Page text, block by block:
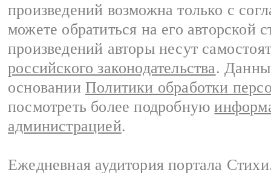
произведений возможна только с
можете обратиться на его авторской
произведений авторы несут
российского законодательства.
основании Политики обработки
посмотреть более подробную
администрацией.
Ежедневная аудитория портала